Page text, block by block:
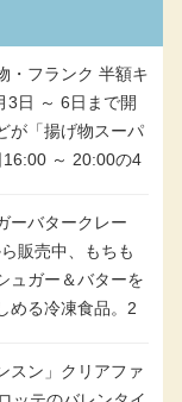
・フランク 半額キ
3日 ～ 6日まで開
が「揚げ物スーパ
～ 20:00の4
69円!
ーバタークレー
販売中、もちも
ュガー＆バターを
める冷凍食品。2
スン」クリアファ